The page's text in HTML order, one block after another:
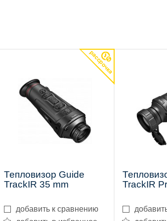
Тепловизор Guide
TrackIR 35 mm
добавить к сравнению
TrackIR